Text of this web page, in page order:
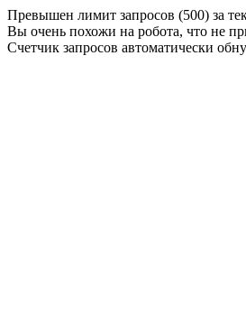
Превышен лимит запросов (500) за
Вы очень похожи на робота, что не
Счетчик запросов автоматически